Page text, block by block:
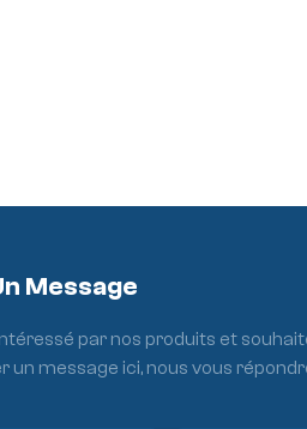
Message
par nos produits et
un message ici, nous vous